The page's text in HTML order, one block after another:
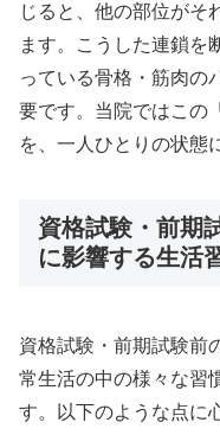
じると、他の部位がそ
ます。こうした連鎖を
っている骨格・筋肉の
要です。当院ではこの
を、一人ひとりの状態
資格試験・前期
に影響する生活
資格試験・前期試験前
常生活の中の様々な習
す。以下のような点に